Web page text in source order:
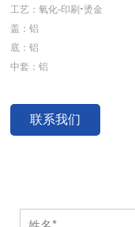
工艺：氧化-印刷•烫金
盖：铝
底：铝
中套：铝
联系我们